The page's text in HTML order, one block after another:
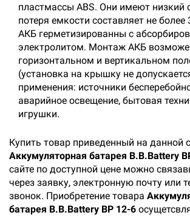
пластмассы ABS. Они имеют низкий
потеря емкости составляет не более
АКБ герметизированны с
электролитом. Монтаж АКБ
горизонтальном и вертикальном
(установка на крышку не
применения: источники
аварийное освещение, бытовая
игрушки.
Купить товар приведенный на данной
Аккумуляторная батарея B.B.Battery
сайте по доступной цене можно
через заявку, электронную почту или
звонок. Приобретение товара
батарея B.B.Battery BP 12-6